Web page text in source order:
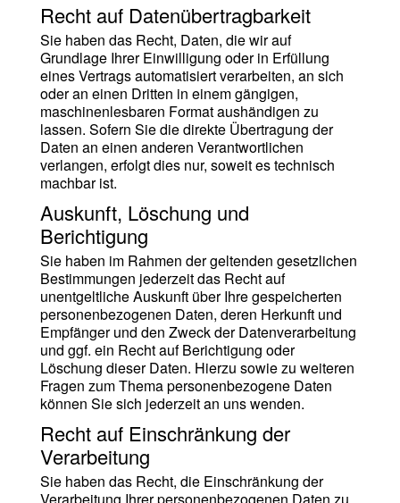
Recht auf Daten­übertrag­barkeit
Sie haben das Recht, Daten, die wir auf
Grundlage Ihrer Einwilligung oder in Erfüllung
eines Vertrags automatisiert verarbeiten, an sich
oder an einen Dritten in einem gängigen,
maschinenlesbaren Format aushändigen zu
lassen. Sofern Sie die direkte Übertragung der
Daten an einen anderen Verantwortlichen
verlangen, erfolgt dies nur, soweit es technisch
machbar ist.
Auskunft, Löschung und
Berichtigung
Sie haben im Rahmen der geltenden gesetzlichen
Bestimmungen jederzeit das Recht auf
unentgeltliche Auskunft über Ihre gespeicherten
personenbezogenen Daten, deren Herkunft und
Empfänger und den Zweck der Datenverarbeitung
und ggf. ein Recht auf Berichtigung oder
Löschung dieser Daten. Hierzu sowie zu weiteren
Fragen zum Thema personenbezogene Daten
können Sie sich jederzeit an uns wenden.
Recht auf Einschränkung der
Verarbeitung
Sie haben das Recht, die Einschränkung der